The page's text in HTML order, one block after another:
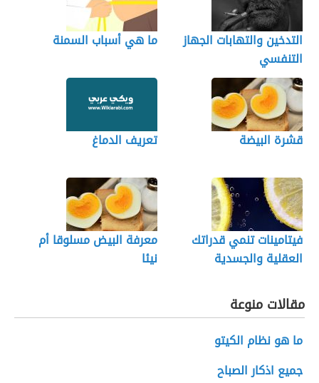
التدخين والتهابات الجهاز
التنفسي
ما هي أسباب السمنة
قشرة البيضة تعريف الدماغ
فيتامينات تنمي قدراتك
العقلية والجسدية
معرفة البيض مسلوقا أم
نيئا
مقالات منوعة
ما هو نظام الكيتو
جميع اذكار الصباح